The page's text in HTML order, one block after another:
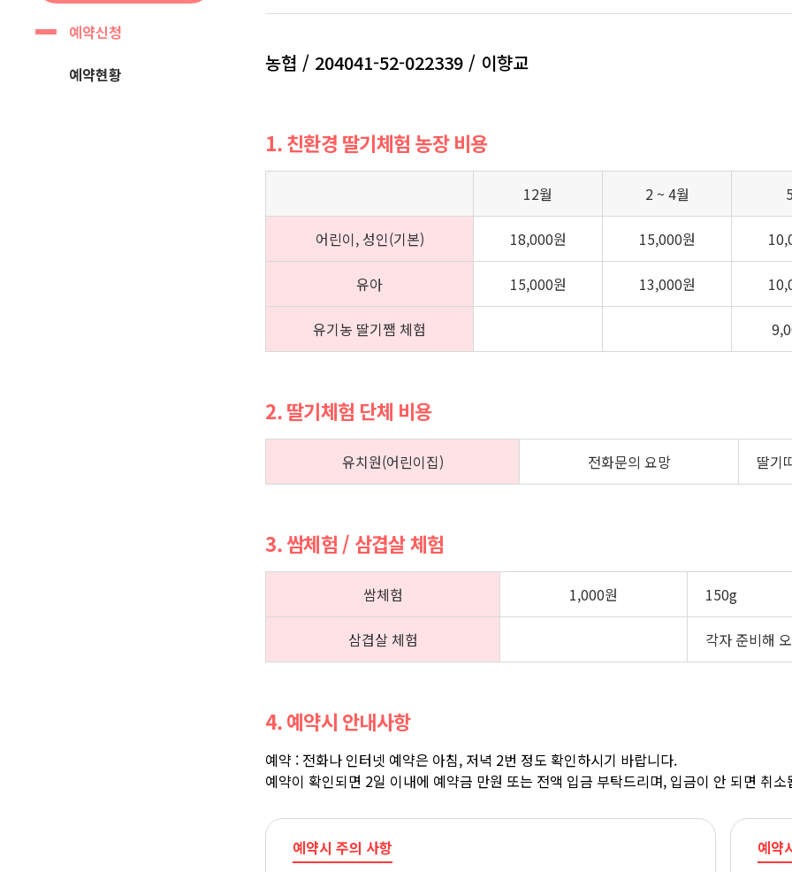
예약신청
예약현황
농협 / 204041-52-022339 / 이향교
1. 친환경 딸기체험 농장 비용
12월 2 ~ 4월
어린이, 성인(기본) 18,000원 15,000원
유아 15,000원 13,000원
유기농 딸기쨈 체험
2. 딸기체험 단체 비용
유치원(어린이집) 전화문의 요망 딸기
3. 쌈체험 / 삼겹살 체험
쌈체험 1,000원 150g
삼겹살 체험 각자 준비해
4. 예약시 안내사항
예약 : 전화나 인터넷 예약은 아침, 저녁 2번 정도 확인하시기 바랍니다.
예약이 확인되면 2일 이내에 예약금 만원 또는 전액 입금 부탁드리며, 입금이 안 되면 취소
예약시 주의 사항 예약